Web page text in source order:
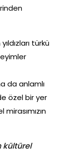
türkü
da anlamlı
özel bir yer
kültürel